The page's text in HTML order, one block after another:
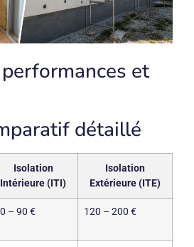
et
détaillé
Isolation
Intérieure (ITI)
Isolation
Extérieure (ITE)
– 90 € 120 – 200 €